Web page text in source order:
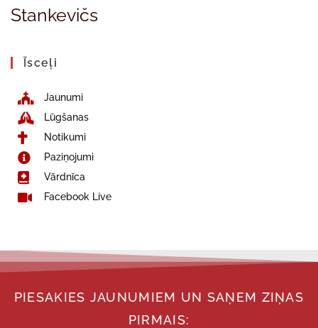
Stankevičs
Īsceļi
Jaunumi
Lūgšanas
Notikumi
Paziņojumi
Vārdnīca
Facebook Live
PIESAKIES JAUNUMIEM UN SAŅEM ZIŅAS
PIRMAIS: